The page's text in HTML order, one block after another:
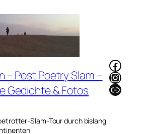
– Post Poetry Slam –
Gedichte & Fotos
Slam-Tour durch bislang
Link